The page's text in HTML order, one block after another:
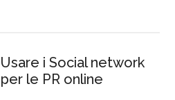
Usare i Social network
per le PR online